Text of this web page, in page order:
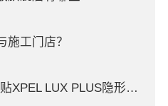
施工门店？
问界M9在上海宝之尊装贴XPEL LUX PLUS隐形车衣